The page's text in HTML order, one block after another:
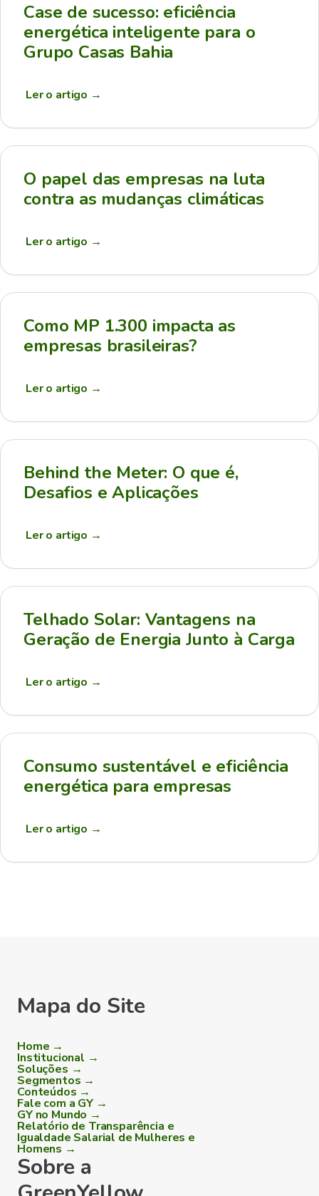
Case de sucesso: eficiência
energética inteligente para o
Grupo Casas Bahia
Ler o artigo →
O papel das empresas na luta
contra as mudanças climáticas
Ler o artigo →
Como MP 1.300 impacta as
empresas brasileiras?
Ler o artigo →
Behind the Meter: O que é,
Desafios e Aplicações
Ler o artigo →
Telhado Solar: Vantagens na
Geração de Energia Junto à Carga
Ler o artigo →
Consumo sustentável e eficiência
energética para empresas
Ler o artigo →
Mapa do Site
Home →
Institucional →
Soluções →
Segmentos →
Conteúdos →
Fale com a GY →
GY no Mundo →
Relatório de Transparência e
Igualdade Salarial de Mulheres e
Homens →
Sobre a